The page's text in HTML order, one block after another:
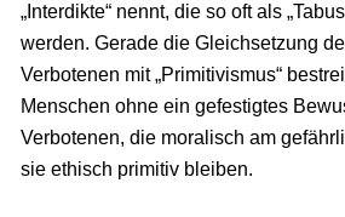
„Interdikte“ nennt, die so oft als
werden. Gerade die Gleichsetzung
Verbotenen mit „Primitivismus“
Menschen ohne ein gefestigtes
Verbotenen, die moralisch am
sie ethisch primitiv bleiben.